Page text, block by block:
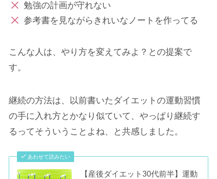
勉強の計画が守れない
参考書を見ながらきれいなノートを作ってる
こんな人は、やり方を変えてみよ？との提案で
す。
継続の方法は、以前書いたダイエットの運動習慣
の手に入れ方とかなり似ていて、やっぱり継続す
るってそういうことよね、と共感しました。
あわせて読みたい
【産後ダイエット30代前半】運動